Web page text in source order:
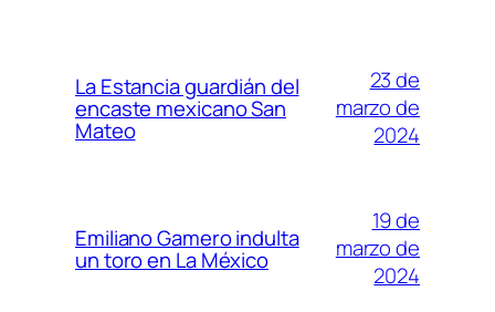
La Estancia guardián del
encaste mexicano San
Mateo
23 de
marzo de
2024
Emiliano Gamero indulta
un toro en La México
19 de
marzo de
2024